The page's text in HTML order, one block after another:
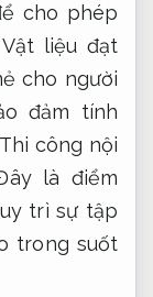
cho phép
Vật liệu đạt
cho người
đảm tính
Thi công nội
là điểm
trì sự tập
trong suốt